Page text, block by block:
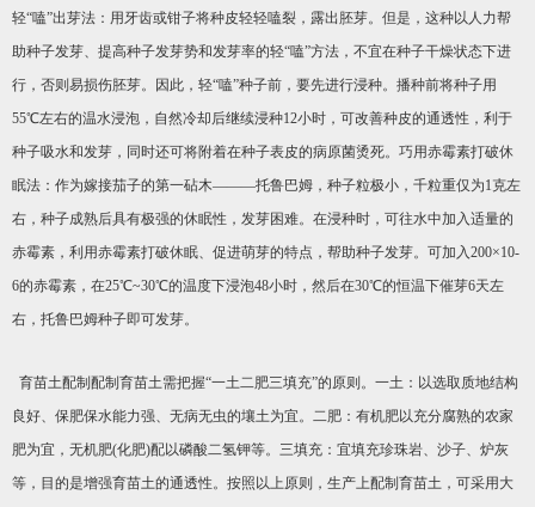
轻“嗑”出芽法：用牙齿或钳子将种皮轻轻嗑裂，露出胚芽。但是，这种以人力帮
助种子发芽、提高种子发芽势和发芽率的轻“嗑”方法，不宜在种子干燥状态下进
行，否则易损伤胚芽。因此，轻“嗑”种子前，要先进行浸种。播种前将种子用
55℃左右的温水浸泡，自然冷却后继续浸种12小时，可改善种皮的通透性，利于
种子吸水和发芽，同时还可将附着在种子表皮的病原菌烫死。巧用赤霉素打破休
眠法：作为嫁接茄子的第一砧木———托鲁巴姆，种子粒极小，千粒重仅为1克左
右，种子成熟后具有极强的休眠性，发芽困难。在浸种时，可往水中加入适量的
赤霉素，利用赤霉素打破休眠、促进萌芽的特点，帮助种子发芽。可加入200×10-
6的赤霉素，在25℃~30℃的温度下浸泡48小时，然后在30℃的恒温下催芽6天左
右，托鲁巴姆种子即可发芽。
育苗土配制配制育苗土需把握“一土二肥三填充”的原则。一土：以选取质地结构
良好、保肥保水能力强、无病无虫的壤土为宜。二肥：有机肥以充分腐熟的农家
肥为宜，无机肥(化肥)配以磷酸二氢钾等。三填充：宜填充珍珠岩、沙子、炉灰
等，目的是增强育苗土的通透性。按照以上原则，生产上配制育苗土，可采用大